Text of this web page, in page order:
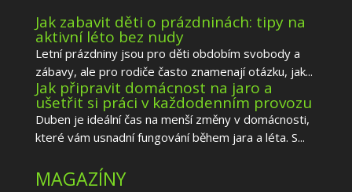
Jak zabavit děti o prázdninách: tipy na
aktivní léto bez nudy
Letní prázdniny jsou pro děti obdobím svobody a
zábavy, ale pro rodiče často znamenají otázku, jak...
Jak připravit domácnost na jaro a
ušetřit si práci v každodenním provozu
Duben je ideální čas na menší změny v domácnosti,
které vám usnadní fungování během jara a léta. S...
MAGAZÍNY